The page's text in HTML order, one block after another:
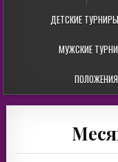
ДЕТСКИЕ
МУЖСКИЕ